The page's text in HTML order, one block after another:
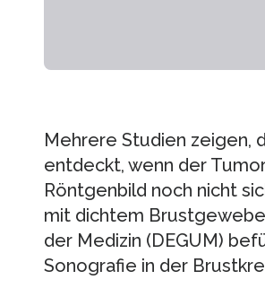
Mehrere Studien zeigen,
entdeckt, wenn der
Röntgenbild noch nicht
mit dichtem
der Medizin (DEGUM)
Sonografie in der